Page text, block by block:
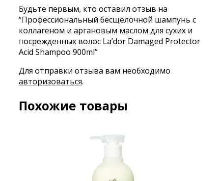
Будьте первым, кто оставил отзыв на
“Профессиональный бесщелочной шампунь с
коллагеном и аргановым маслом для сухих и
посрежденных волос La’dor Damaged Protector
Acid Shampoo 900ml”
Для отправки отзыва вам необходимо
авторизоваться.
Похожие товары